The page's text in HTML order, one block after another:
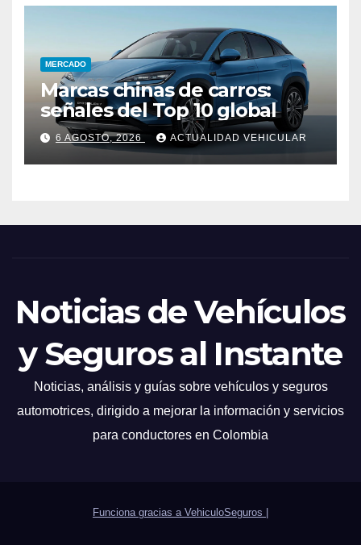
MERCADO
Marcas chinas de carros:
señales del Top 10 global
6 AGOSTO, 2026 ACTUALIDAD VEHICULAR
Noticias de Vehículos
y Seguros al Instante
Noticias, análisis y guías sobre vehículos y seguros
automotrices, dirigido a mejorar la información y servicios
para conductores en Colombia
Funciona gracias a VehiculoSeguros |